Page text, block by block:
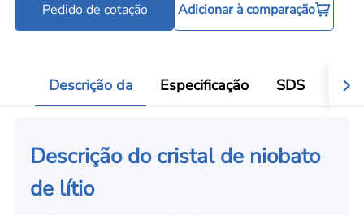
Pedido de cotação Adicionar à comparação
Descrição da Especificação SDS
Descrição do cristal de niobato
de lítio